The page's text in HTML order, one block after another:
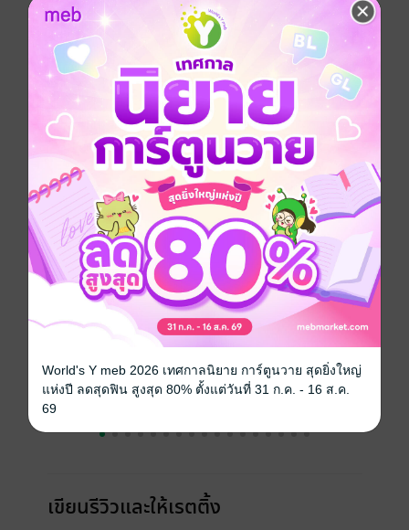
** หนังสือเล่มนี้แจกฟรีเท่านั้น มิได้มีเจตนาละเมิดลิขสิทธิ์
ใดๆทั้งสิ้น **
เขียนโปรแกรม
ประเภทไฟล์ pdf
วันที่วางขาย 24 สิงหาคม 2558
ความยาว 70 หน้า
ราคาปก
เรื่องที่คุณน่าจะสนใจ
เขียนรีวิวและให้เรตติ้ง
World's Y meb 2026 เทศกาลนิยาย การ์ตูนวาย สุดยิ่งใหญ่
แห่งปี ลดสุดฟิน สูงสุด 80% ตั้งแต่วันที่ 31 ก.ค. - 16 ส.ค.
69